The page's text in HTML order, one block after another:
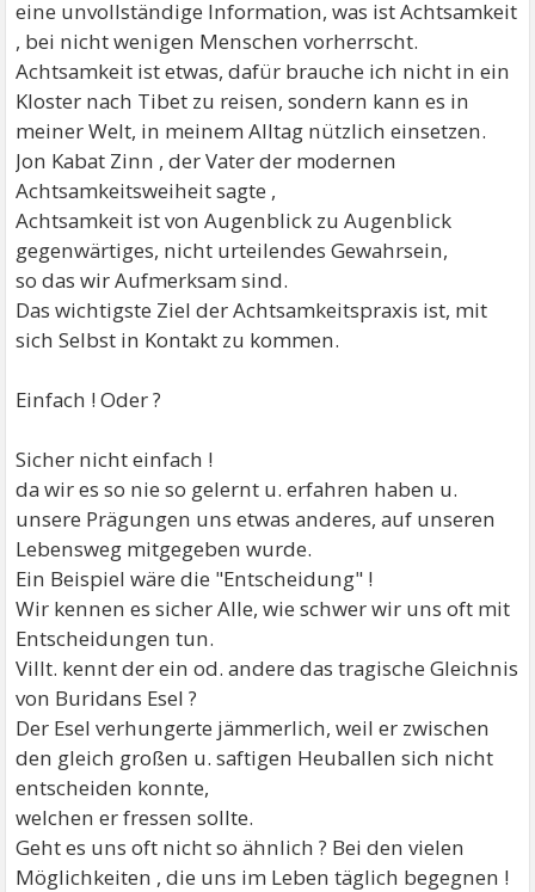
eine unvollständige Information, was ist Achtsamkeit
, bei nicht wenigen Menschen vorherrscht.
Achtsamkeit ist etwas, dafür brauche ich nicht in ein
Kloster nach Tibet zu reisen, sondern kann es in
meiner Welt, in meinem Alltag nützlich einsetzen.
Jon Kabat Zinn , der Vater der modernen
Achtsamkeitsweiheit sagte ,
Achtsamkeit ist von Augenblick zu Augenblick
gegenwärtiges, nicht urteilendes Gewahrsein,
so das wir Aufmerksam sind.
Das wichtigste Ziel der Achtsamkeitspraxis ist, mit
sich Selbst in Kontakt zu kommen.
Einfach ! Oder ?
Sicher nicht einfach !
da wir es so nie so gelernt u. erfahren haben u.
unsere Prägungen uns etwas anderes, auf unseren
Lebensweg mitgegeben wurde.
Ein Beispiel wäre die "Entscheidung" !
Wir kennen es sicher Alle, wie schwer wir uns oft mit
Entscheidungen tun.
Villt. kennt der ein od. andere das tragische Gleichnis
von Buridans Esel ?
Der Esel verhungerte jämmerlich, weil er zwischen
den gleich großen u. saftigen Heuballen sich nicht
entscheiden konnte,
welchen er fressen sollte.
Geht es uns oft nicht so ähnlich ? Bei den vielen
Möglichkeiten , die uns im Leben täglich begegnen !